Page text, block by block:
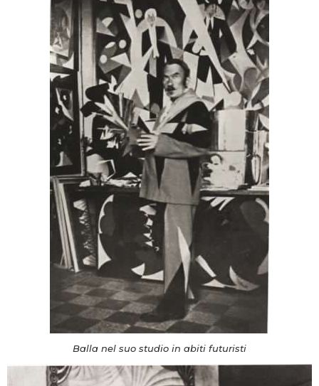
Balla nel suo studio in abiti futuristi